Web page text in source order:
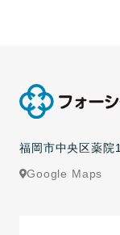
福岡市中央区薬院
Google Maps